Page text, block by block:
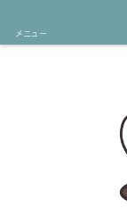
メニュー